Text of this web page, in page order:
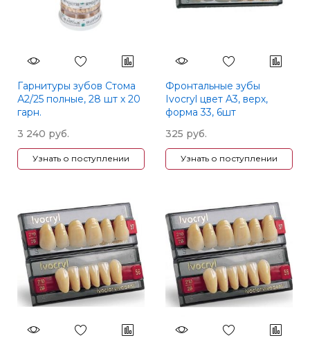
Гарнитуры зубов Стома
А2/25 полные, 28 шт х 20
гарн.
3 240 руб.
Узнать о поступлении
Фронтальные зубы
Ivocryl цвет A3, верх,
форма 33, 6шт
325 руб.
Узнать о поступлении